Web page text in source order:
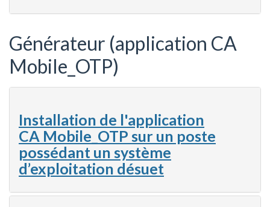
Générateur (application CA
Mobile_OTP)
Installation de l'application
CA Mobile_OTP sur un poste
possédant un système
d’exploitation désuet